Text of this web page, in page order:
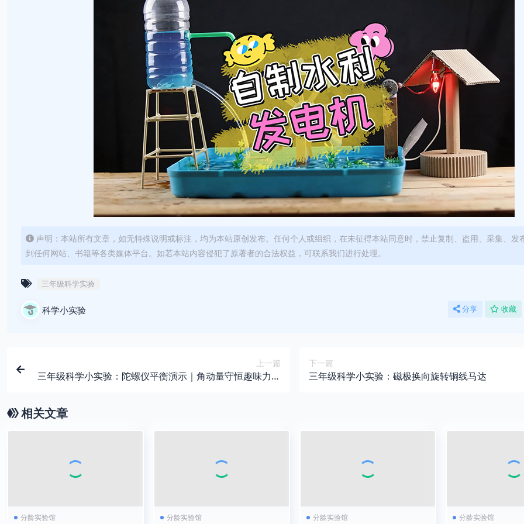
声明：本站所有文章，如无特殊说明或标注，均为本站原创发布。任何个人或组织，在未征得本站同意时，禁止复制、盗用、采集、发
到任何网站、书籍等各类媒体平台。如若本站内容侵犯了原著者的合法权益，可联系我们进行处理。
三年级科学实验
科学小实验 分享 收藏
上一篇
三年级科学小实验：陀螺仪平衡演示｜角动量守恒趣味力学
下一篇
三年级科学小实验：磁极换向旋转铜线马达
相关文章
分龄实验馆 分龄实验馆 分龄实验馆 分龄实验馆